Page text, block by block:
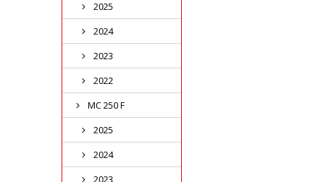
2025
2024
2023
2022
MC 250 F
2025
2024
2023